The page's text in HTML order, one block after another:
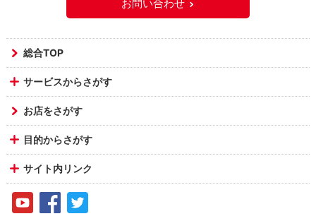
お問い合わせ
総合TOP
サービスからさがす
お店をさがす
目的からさがす
サイト内リンク